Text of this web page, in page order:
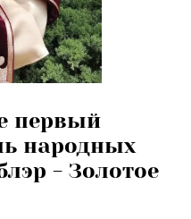
первый
народных
- Золотое